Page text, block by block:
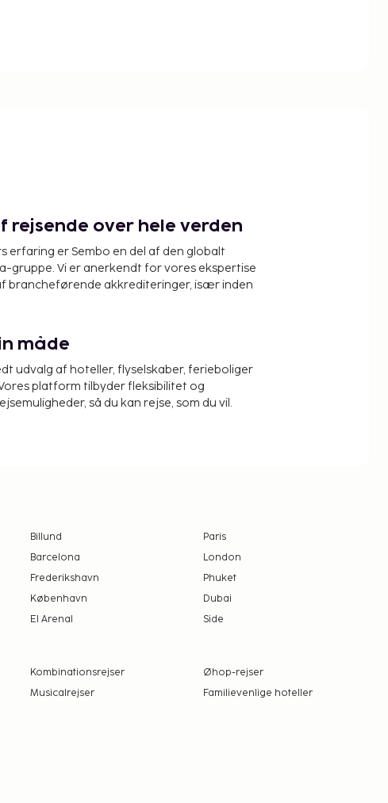
rejsende over hele verden
erfaring er Sembo en del af den globalt
gruppe. Vi er anerkendt for vores ekspertise
brancheførende akkrediteringer, især inden
måde
udvalg af hoteller, flyselskaber, ferieboliger
platform tilbyder fleksibilitet og
så du kan rejse, som du vil.
Billund
Paris
Barcelona
London
Frederikshavn
Phuket
København
Dubai
El Arenal Side
Kombinationsrejser
Øhop-rejser
Musicalrejser Familievenlige hoteller